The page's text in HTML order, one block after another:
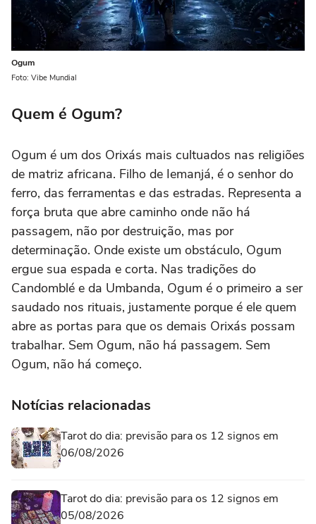
Ogum
Foto: Vibe Mundial
Quem é Ogum?
Ogum é um dos Orixás mais cultuados nas religiões
de matriz africana. Filho de Iemanjá, é o senhor do
ferro, das ferramentas e das estradas. Representa a
força bruta que abre caminho onde não há
passagem, não por destruição, mas por
determinação. Onde existe um obstáculo, Ogum
ergue sua espada e corta. Nas tradições do
Candomblé e da Umbanda, Ogum é o primeiro a ser
saudado nos rituais, justamente porque é ele quem
abre as portas para que os demais Orixás possam
trabalhar. Sem Ogum, não há passagem. Sem
Ogum, não há começo.
Notícias relacionadas
Tarot do dia: previsão para os 12 signos em
06/08/2026
Tarot do dia: previsão para os 12 signos em
05/08/2026